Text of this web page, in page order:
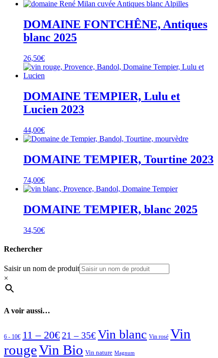
DOMAINE FONTCHÊNE, Antiques
blanc 2025
26,50€
DOMAINE TEMPIER, Lulu et
Lucien 2023
44,00€
DOMAINE TEMPIER, Tourtine 2023
74,00€
DOMAINE TEMPIER, blanc 2025
34,50€
Rechercher
Saisir un nom de produit
×
A voir aussi…
6 - 10€ 11 – 20€ 21 – 35€Vin blanc Vin rosé Vin
rougeVin Bio Vin nature Magnum